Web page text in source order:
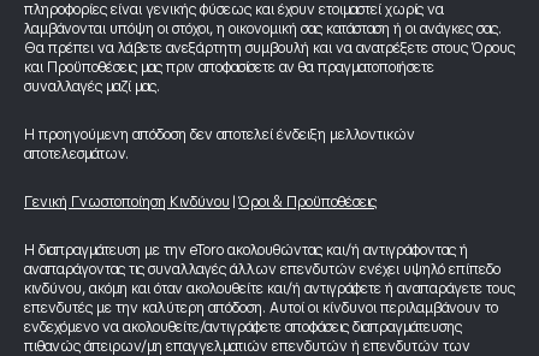
πληροφορίες είναι γενικής φύσεως και έχουν ετοιμαστεί χωρίς να
λαμβάνονται υπόψη οι στόχοι, η οικονομική σας κατάσταση ή οι ανάγκες σας.
Θα πρέπει να λάβετε ανεξάρτητη συμβουλή και να ανατρέξετε στους Όρους
και Προϋποθέσεις μας πριν αποφασίσετε αν θα πραγματοποιήσετε
συναλλαγές μαζί μας.
Η προηγούμενη απόδοση δεν αποτελεί ένδειξη μελλοντικών
αποτελεσμάτων.
Γενική Γνωστοποίηση Κινδύνου Όροι & Προϋποθέσεις
Η διαπραγμάτευση με την eToro ακολουθώντας και/ή αντιγράφοντας ή
αναπαράγοντας τις συναλλαγές άλλων επενδυτών ενέχει υψηλό επίπεδο
κινδύνου, ακόμη και όταν ακολουθείτε και/ή αντιγράφετε ή αναπαράγετε τους
επενδυτές με την καλύτερη απόδοση. Αυτοί οι κίνδυνοι περιλαμβάνουν το
ενδεχόμενο να ακολουθείτε/αντιγράφετε αποφάσεις διαπραγμάτευσης
πιθανώς άπειρων/μη επαγγελματιών επενδυτών ή επενδυτών των